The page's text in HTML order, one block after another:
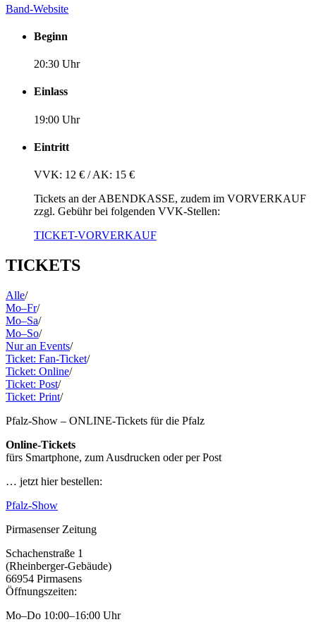
Band-Website
Beginn
20:30 Uhr
Einlass
19:00 Uhr
Eintritt
VVK: 12 € / AK: 15 €
Tickets an der ABENDKASSE, zudem im VORVERKAUF
zzgl. Gebühr bei folgenden VVK-Stellen:
TICKET-VORVERKAUF
TICKETS
Alle/
Mo–Fr/
Mo–Sa/
Mo–So/
Nur an Events/
Ticket: Fan-Ticket/
Ticket: Online/
Ticket: Post/
Ticket: Print/
Pfalz-Show – ONLINE-Tickets für die Pfalz
Online-Tickets
fürs Smartphone, zum Ausdrucken oder per Post
… jetzt hier bestellen:
Pfalz-Show
Pirmasenser Zeitung
Schachenstraße 1
(Rheinberger-Gebäude)
66954 Pirmasens
Öffnungszeiten:
Mo–Do 10:00–16:00 Uhr